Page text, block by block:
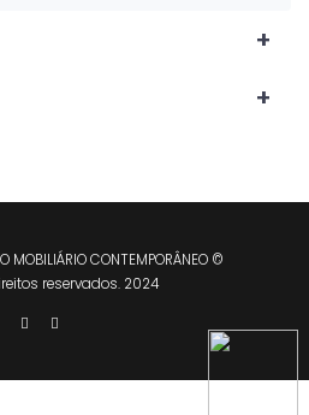
+
+
MOBILIÁRIO CONTEMPORÂNEO ©
reservados. 2024